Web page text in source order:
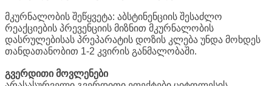
მკურნალობის შეწყვეტა: აბსტინენციის შესაძლო
რეაქციების პრევენციის მიზნით მკურნალობის
დასრულებისას პრეპარატის დოზის კლება უნდა მოხდეს
თანდათანობით 1-2 კვირის განმალობაში.
გვერდითი მოვლენები